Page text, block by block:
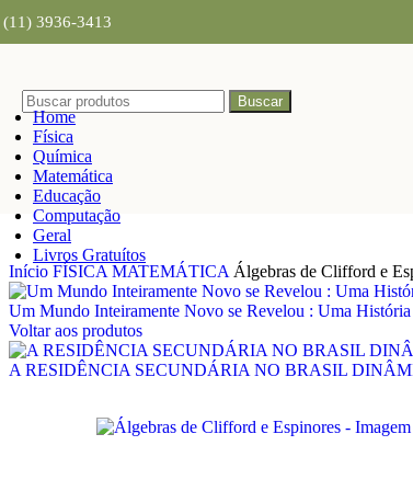
Skip to navigation
(11) 3936-3413
Buscar
Home
Física
Química
Matemática
Educação
Computação
Geral
Livros Gratuítos
Início FÍSICA MATEMÁTICA Álgebras de Clifford e
Um Mundo Inteiramente Novo se Revelou : Uma
Voltar aos produtos
A RESIDÊNCIA SECUNDÁRIA NO BRASIL